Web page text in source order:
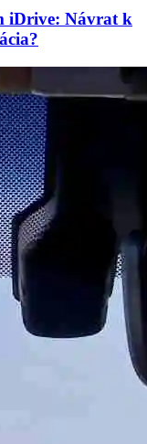
iDrive: Návrat k